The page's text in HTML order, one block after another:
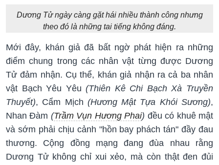
Dương Tử ngày càng gặt hái nhiều thành công nhưng
theo đó là những tai tiếng không đáng.
Mới đây, khán giả đã bất ngờ phát hiện ra những
điểm chung trong các nhân vật từng được Dương
Tử đảm nhận. Cụ thể, khán giả nhận ra cả ba nhân
vật Bạch Yêu Yêu(Thiên Kê Chi Bạch Xà Truyền
Thuyết), Cẩm Mịch (Hương Mật Tựa Khói Sương),
Nhan Đàm (Trầm Vụn Hương Phai) đều có khuê mật
và sớm phải chịu cảnh "hồn bay phách tán" đầy đau
thương. Cộng đồng mạng đang đùa nhau rằng
Dương Tử không chỉ xui xẻo, mà còn thật đen đủi